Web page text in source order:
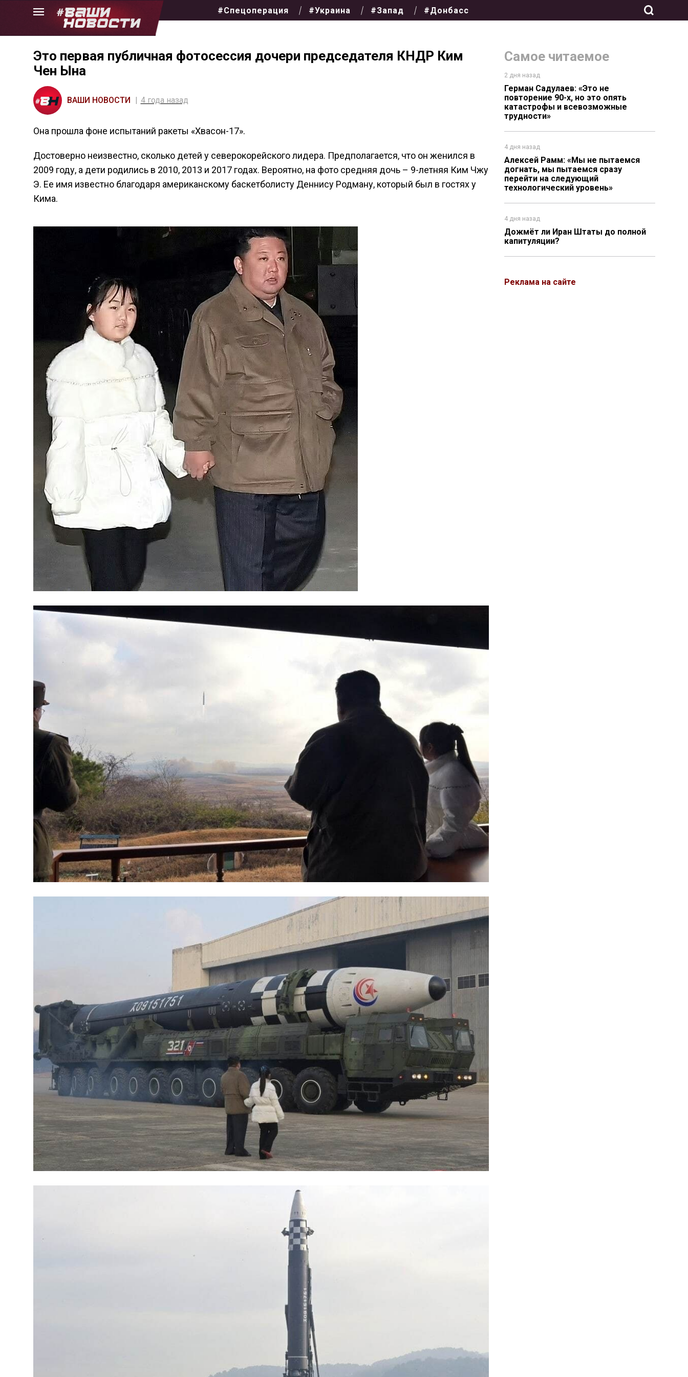
Skip
#Спецоперация #Украина #Запад #Донбасс
Самое читаемое
2 дня назад
Герман Садулаев: «Это не
повторение 90-х, но это опять
катастрофы и всевозможные
трудности»
4 дня назад
Алексей Рамм: «Мы не пытаемся
догнать, мы пытаемся сразу
перейти на следующий
технологический уровень»
4 дня назад
Дожмёт ли Иран Штаты до полной
капитуляции?
Реклама на сайте
Это первая публичная фотосессия дочери председателя КНДР Ким
Чен Ына
ВАШИ НОВОСТИ 4 года назад
Она прошла фоне испытаний ракеты «Хвасон-17».
Достоверно неизвестно, сколько детей у северокорейского лидера. Предполагается, что он женился в
2009 году, а дети родились в 2010, 2013 и 2017 годах. Вероятно, на фото средняя дочь – 9-летняя Ким Чжу
Э. Ее имя известно благодаря американскому баскетболисту Деннису Родману, который был в гостях у
Кима.